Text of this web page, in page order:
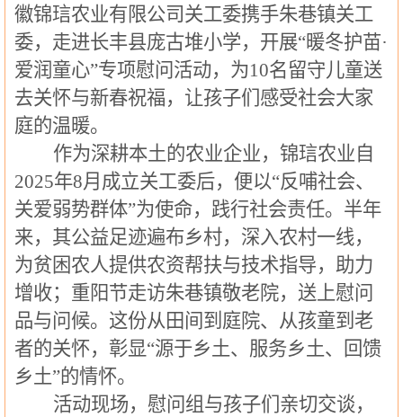
徽锦琂农业有限公司关工委携手朱巷镇关工
委，走进长丰县庞古堆小学，开展“暖冬护苗·
爱润童心”专项慰问活动，为10名留守儿童送
去关怀与新春祝福，让孩子们感受社会大家
庭的温暖。
作为深耕本土的农业企业，锦琂农业自
2025年8月成立关工委后，便以“反哺社会、
关爱弱势群体”为使命，践行社会责任。半年
来，其公益足迹遍布乡村，深入农村一线，
为贫困农人提供农资帮扶与技术指导，助力
增收；重阳节走访朱巷镇敬老院，送上慰问
品与问候。这份从田间到庭院、从孩童到老
者的关怀，彰显“源于乡土、服务乡土、回馈
乡土”的情怀。
活动现场，慰问组与孩子们亲切交谈，